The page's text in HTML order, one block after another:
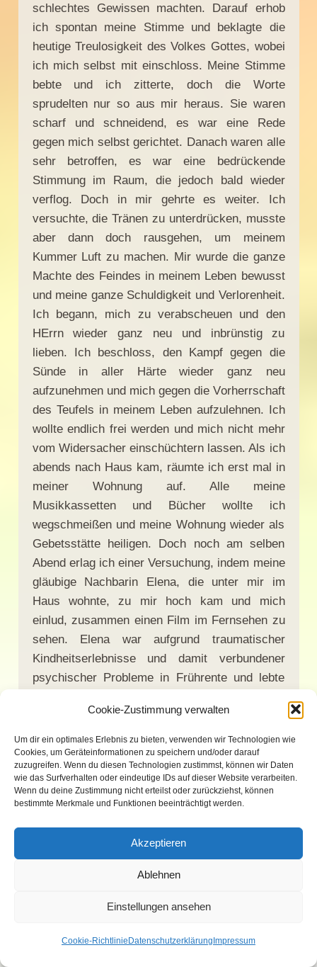
Cookie-Zustimmung verwalten
Um dir ein optimales Erlebnis zu bieten, verwenden wir Technologien wie
Cookies, um Geräteinformationen zu speichern und/oder darauf
zuzugreifen. Wenn du diesen Technologien zustimmst, können wir Daten
wie das Surfverhalten oder eindeutige IDs auf dieser Website verarbeiten.
Wenn du deine Zustimmung nicht erteilst oder zurückziehst, können
bestimmte Merkmale und Funktionen beeinträchtigt werden.
Akzeptieren
Ablehnen
Einstellungen ansehen
Cookie-RichtlinieDatenschutzerklärungImpressum
schlechtes Gewissen machten. Darauf erhob
ich spontan meine Stimme und beklagte die
heutige Treulosigkeit des Volkes Gottes, wobei
ich mich selbst mit einschloss. Meine Stimme
bebte und ich zitterte, doch die Worte
sprudelten nur so aus mir heraus. Sie waren
scharf und schneidend, es war eine Rede
gegen mich selbst gerichtet. Danach waren alle
sehr betroffen, es war eine bedrückende
Stimmung im Raum, die jedoch bald wieder
verflog. Doch in mir gehrte es weiter. Ich
versuchte, die Tränen zu unterdrücken, musste
aber dann doch rausgehen, um meinem
Kummer Luft zu machen. Mir wurde die ganze
Machte des Feindes in meinem Leben bewusst
und meine ganze Schuldigkeit und Verlorenheit.
Ich begann, mich zu verabscheuen und den
HErrn wieder ganz neu und inbrünstig zu
lieben. Ich beschloss, den Kampf gegen die
Sünde in aller Härte wieder ganz neu
aufzunehmen und mich gegen die Vorherrschaft
des Teufels in meinem Leben aufzulehnen. Ich
wollte endlich frei werden und mich nicht mehr
vom Widersacher einschüchtern lassen. Als ich
abends nach Haus kam, räumte ich erst mal in
meiner Wohnung auf. Alle meine
Musikkassetten und Bücher wollte ich
wegschmeißen und meine Wohnung wieder als
Gebetsstätte heiligen. Doch noch am selben
Abend erlag ich einer Versuchung, indem meine
gläubige Nachbarin Elena, die unter mir im
Haus wohnte, zu mir hoch kam und mich
einlud, zusammen einen Film im Fernsehen zu
sehen. Elena war aufgrund traumatischer
Kindheitserlebnisse und damit verbundener
psychischer Probleme in Frührente und lebte
Gesellschaft zu leisten. Als ich spät am Abend
wieder nach oben ging, war mir sehr elend und
ich weinte bitterlich, weil ich dem Feind wieder
auf den Leim gegangen war. Doch wollte ich
mich nicht wieder einschüchtern lassen und bat
Gott um Vergebung, wobei ich auch wirklich
glaubte, dass Er mir vergab und mir nichts
Hingegebenheit zu Gott lebte und freute mich
berichtete ich Ruth in einem Brief, dass ich